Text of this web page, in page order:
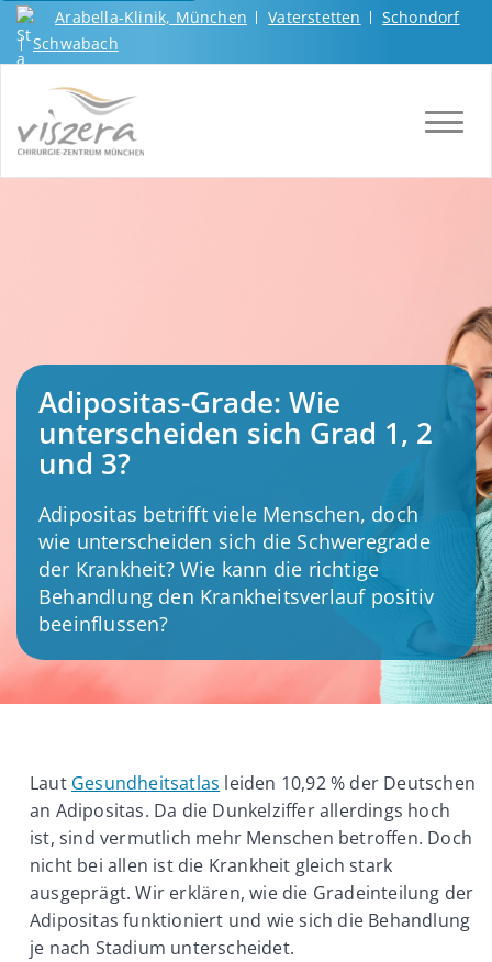
Arabella-Klinik, München Vaterstetten
Schondorf
Schwabach
Adipositas-Grade: Wie
unterscheiden sich Grad 1, 2
und 3?
Adipositas betrifft viele Menschen, doch
wie unterscheiden sich die Schweregrade
der Krankheit? Wie kann die richtige
Behandlung den Krankheitsverlauf positiv
beeinflussen?
Laut Gesundheitsatlas leiden 10,92 % der Deutschen
an Adipositas. Da die Dunkelziffer allerdings hoch
ist, sind vermutlich mehr Menschen betroffen. Doch
nicht bei allen ist die Krankheit gleich stark
ausgeprägt. Wir erklären, wie die Gradeinteilung der
Adipositas funktioniert und wie sich die Behandlung
je nach Stadium unterscheidet.